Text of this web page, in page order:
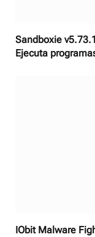
Sandboxie
Ejecuta
IObit Malware